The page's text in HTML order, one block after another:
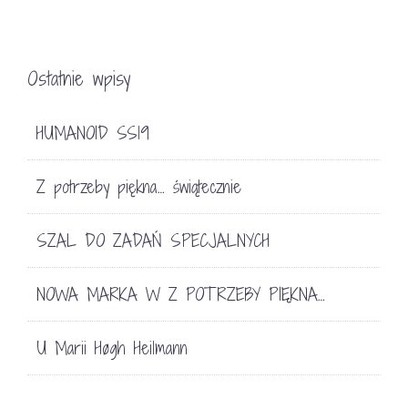
Ostatnie wpisy
HUMANOID SS19
Z potrzeby piękna… świątecznie
SZAL DO ZADAŃ SPECJALNYCH
NOWA MARKA W Z POTRZEBY PIĘKNA…
U Marii Høgh Heilmann